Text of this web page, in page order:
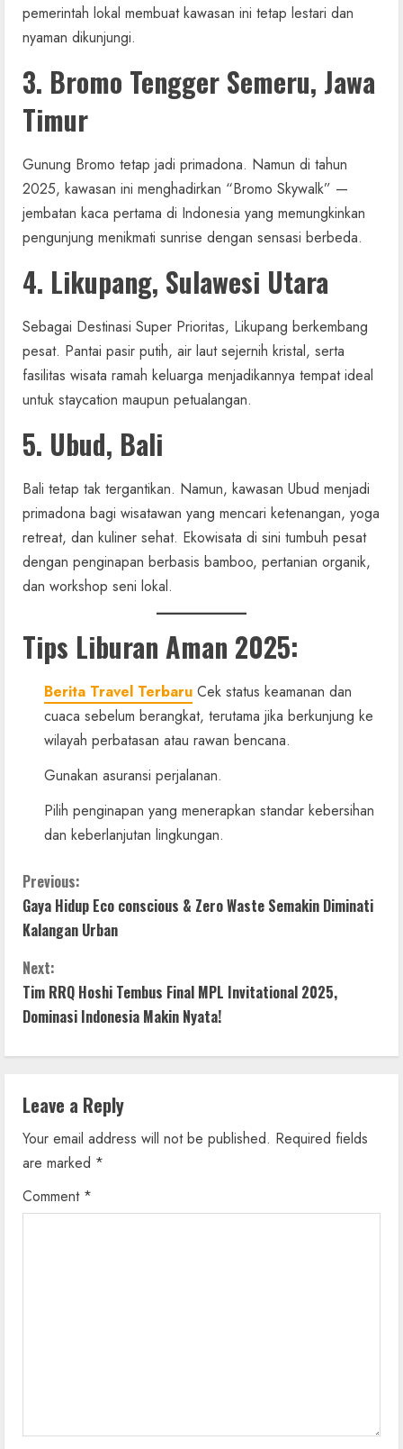
pemerintah lokal membuat kawasan ini tetap lestari dan
nyaman dikunjungi.
3. Bromo Tengger Semeru, Jawa
Timur
Gunung Bromo tetap jadi primadona. Namun di tahun
2025, kawasan ini menghadirkan “Bromo Skywalk” —
jembatan kaca pertama di Indonesia yang memungkinkan
pengunjung menikmati sunrise dengan sensasi berbeda.
4. Likupang, Sulawesi Utara
Sebagai Destinasi Super Prioritas, Likupang berkembang
pesat. Pantai pasir putih, air laut sejernih kristal, serta
fasilitas wisata ramah keluarga menjadikannya tempat ideal
untuk staycation maupun petualangan.
5. Ubud, Bali
Bali tetap tak tergantikan. Namun, kawasan Ubud menjadi
primadona bagi wisatawan yang mencari ketenangan, yoga
retreat, dan kuliner sehat. Ekowisata di sini tumbuh pesat
dengan penginapan berbasis bamboo, pertanian organik,
dan workshop seni lokal.
Tips Liburan Aman 2025:
Berita Travel Terbaru Cek status keamanan dan
cuaca sebelum berangkat, terutama jika berkunjung ke
wilayah perbatasan atau rawan bencana.
Gunakan asuransi perjalanan.
Pilih penginapan yang menerapkan standar kebersihan
dan keberlanjutan lingkungan.
C
o
n
t
u
e
R
e
Previous:
Gaya Hidup Eco conscious & Zero Waste Semakin Diminati
Kalangan Urban
Next:
Tim RRQ Hoshi Tembus Final MPL Invitational 2025,
Dominasi Indonesia Makin Nyata!
Leave a Reply
Your email address will not be published. Required fields
are marked *
Comment *